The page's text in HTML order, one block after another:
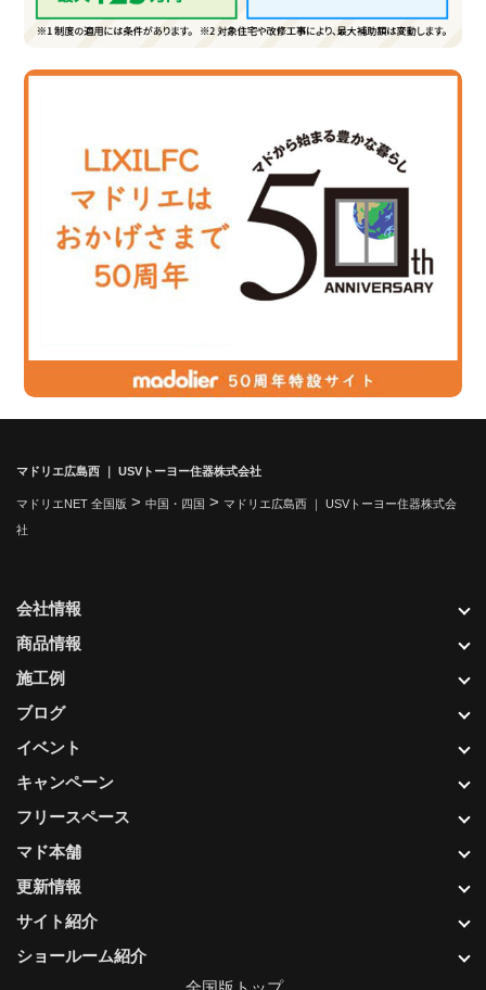
マドリエ広島西 ｜ USVトーヨー住器株式会社
マドリエNET 全国版 > 中国・四国 > マドリエ広島西 ｜ USVトーヨー住器株式会
社
更新情報
サイト紹介
ショールーム紹介
会社情報
商品情報
施工例
ブログ
イベント
キャンペーン
フリースペース
マド本舗